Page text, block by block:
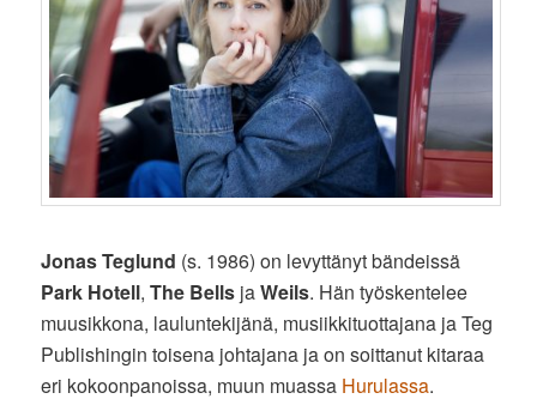
Jonas Teglund (s. 1986) on levyttänyt bändeissä
Park Hotell,The Bells jaWeils. Hän työskentelee
muusikkona, lauluntekijänä, musiikkituottajana ja Teg
Publishingin toisena johtajana ja on soittanut kitaraa
eri kokoonpanoissa, muun muassa Hurulassa.